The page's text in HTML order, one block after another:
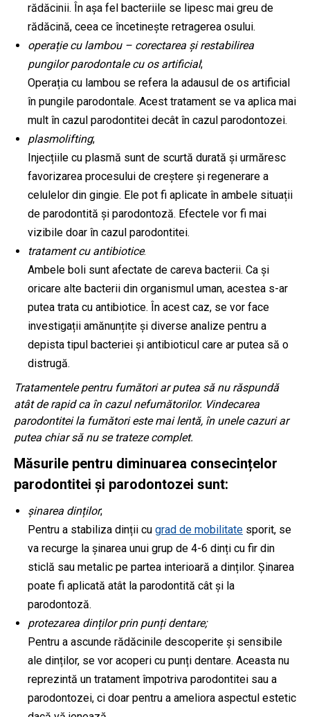
rădăcinii. În așa fel bacteriile se lipesc mai greu de
rădăcină, ceea ce încetinește retragerea osului.
operație cu lambou – corectarea și restabilirea
pungilor parodontale cu os artificial;
Operația cu lambou se refera la adausul de os artificial
în pungile parodontale. Acest tratament se va aplica mai
mult în cazul parodontitei decât în cazul parodontozei.
plasmolifting;
Injecțiile cu plasmă sunt de scurtă durată și urmăresc
favorizarea procesului de creștere și regenerare a
celulelor din gingie. Ele pot fi aplicate în ambele situații
de parodontită și parodontoză. Efectele vor fi mai
vizibile doar în cazul parodontitei.
tratament cu antibiotice.
Ambele boli sunt afectate de careva bacterii. Ca și
oricare alte bacterii din organismul uman, acestea s-ar
putea trata cu antibiotice. În acest caz, se vor face
investigații amănunțite și diverse analize pentru a
depista tipul bacteriei și antibioticul care ar putea să o
distrugă.
Tratamentele pentru fumători ar putea să nu răspundă
atât de rapid ca în cazul nefumătorilor. Vindecarea
parodontitei la fumători este mai lentă, în unele cazuri ar
putea chiar să nu se trateze complet.
Măsurile pentru diminuarea consecințelor
parodontitei și parodontozei sunt:
șinarea dinților;
Pentru a stabiliza dinții cu grad de mobilitate sporit, se
va recurge la șinarea unui grup de 4-6 dinți cu fir din
sticlă sau metalic pe partea interioară a dinților. Șinarea
poate fi aplicată atât la parodontită cât și la
parodontoză.
protezarea dinților prin punți dentare;
Pentru a ascunde rădăcinile descoperite și sensibile
ale dinților, se vor acoperi cu punți dentare. Aceasta nu
reprezintă un tratament împotriva parodontitei sau a
parodontozei, ci doar pentru a ameliora aspectul estetic